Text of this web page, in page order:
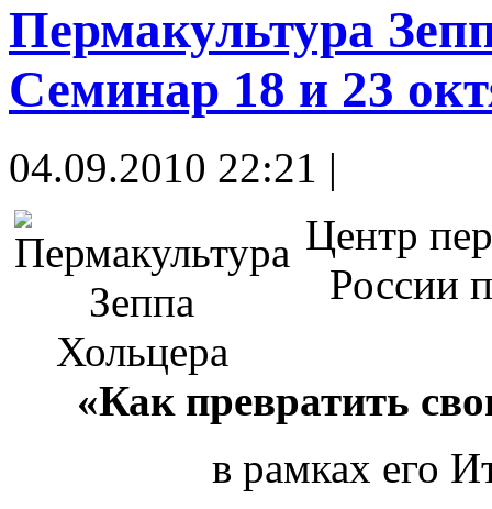
Пермакультура
Семинар 18 и 23
04.09.2010 22:21 |
Центр
России
«Как превратить
в рамках его